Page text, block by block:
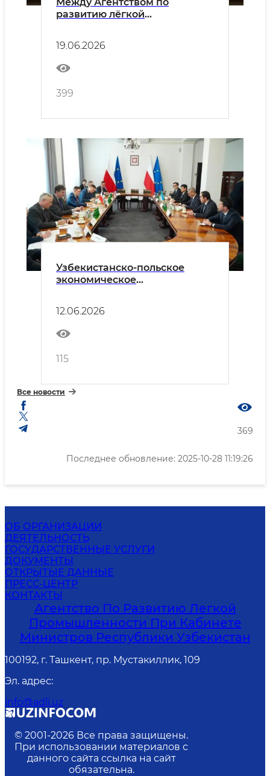
развитию лёгкой
сотрудничестве.
19.06.2026
399
Узбекистанско-польское
экономическое
12.06.2026
115
Все новости
369
Последнее обновление: 2025-10-28 11:19:26
ОБ ОРГАНИЗАЦИИ
ДЕЯТЕЛЬНОСТЬ
ГОСУДАРСТВЕННЫЕ УСЛУГИ
ДОКУМЕНТЫ
ОТКРЫТЫЕ ДАННЫЕ
ПРЕСС-ЦЕНТР
КОНТАКТЫ
Агентство По Развитию Легкой
Промышленности При Кабинете
Министров Республики Узбекистан
100192, г. Ташкент, пр. Мустакиллик, 109
Эл. адрес:
info@adli.uz
© 2001-2026 Все права защищены.
При использовании материалов с
данного сайта ссылка на сайт
обязательна.